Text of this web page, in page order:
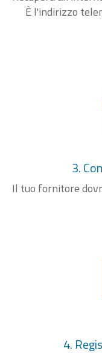
È l'indirizzo
3.
Il tuo fornitore
4.